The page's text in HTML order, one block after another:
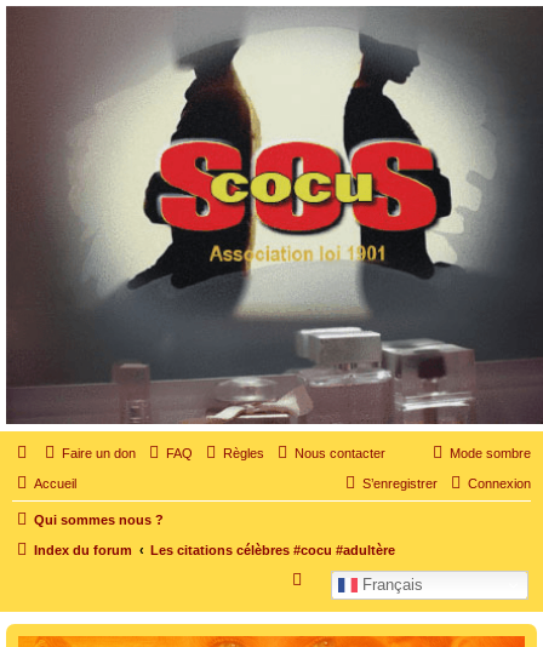
SOS cocu
SOS cocu est une association loi 1901 dont l'objet est le soutien aux victimes d'adultère.
Pouvoir parler, se confier, recevoir un soutien moral pour traverser une situation
Mode sombre
Faire un don FAQ Règles Nous contacter
Accueil Connexion
S’enregistrer
Qui sommes nous ?
Index du forum Les citations célèbres #cocu #adultère
Français
c